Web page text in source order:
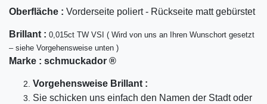
Oberfläche : Vorderseite poliert - Rückseite matt gebürstet
Bril lant : 0,015ct TW VSI ( Wird von uns an Ihren Wunschort gesetzt
– siehe Vorgehensweise unten )
Marke : schmuckador ®
Vorgehensweise Brillant :
Sie schicken uns einfach den Namen der Stadt oder